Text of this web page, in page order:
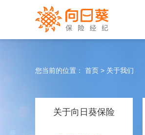
您当前的位置： 首页 > 关于我们
关于向日葵保险